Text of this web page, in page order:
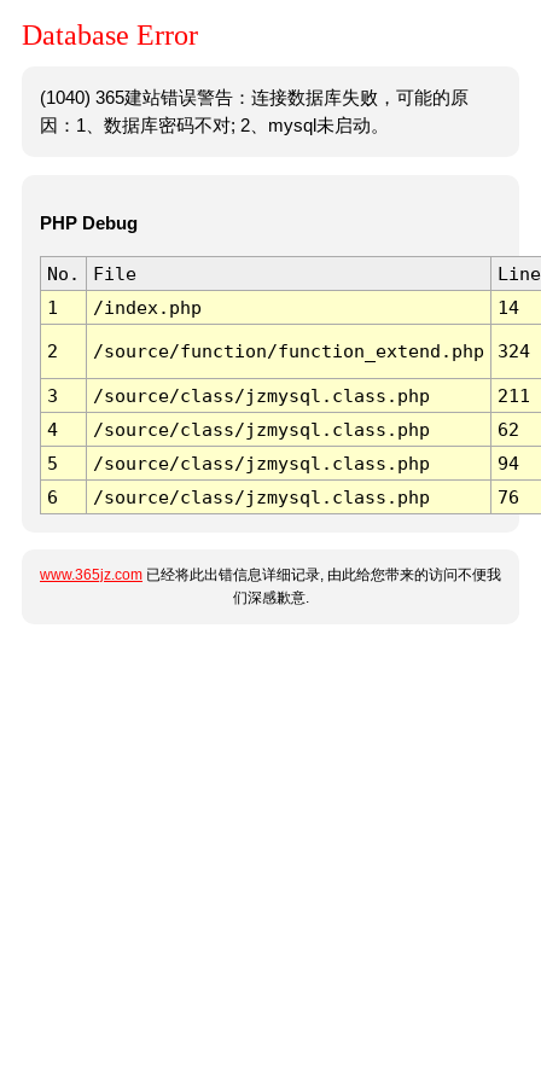
Database Error
(1040) 365建站错误警告：连接数据库失败，可能的原
因：1、数据库密码不对; 2、mysql未启动。
PHP Debug
No. File
Line
1
/index.php 14
2 /source/function/function_extend.php 324
3 /source/class/jzmysql.class.php
211
4
/source/class/jzmysql.class.php
62
5
/source/class/jzmysql.class.php
94
6
/source/class/jzmysql.class.php 76
www.365jz.com 已经将此出错信息详细记录, 由此给您带来的访问不便我
们深感歉意.